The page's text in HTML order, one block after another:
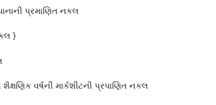
પ્રમાણિત નકલ
}
વર્ષની માર્કશીટની પ્રપાણિત નકલ